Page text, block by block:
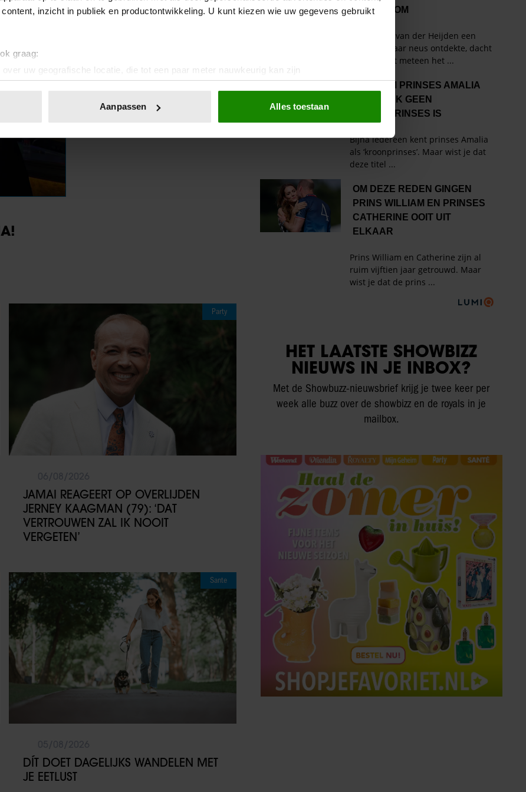
inzicht in publiek en productontwikkeling. U kunt kiezen wie uw gegevens gebruikt
graag:
over uw geografische locatie, die tot een paar meter nauwkeurig kan zijn
door het actief te scannen op specifieke eigenschappen (fingerprinting)
of intrekken in de Cookieverklaring.
en advertenties te personaliseren, om functies voor social media te bieden en om ons
Ook delen we informatie over uw gebruik van onze site met onze partners voor social
Deze partners kunnen deze gegevens combineren met andere informatie die u aan ze heeft
op basis van uw gebruik van hun services. U gaat akkoord met onze cookies als u
Aanpassen Alles toestaan
Party
JAMAI REAGEERT OP OVERLIJDEN
JERNEY KAAGMAN (79): ‘DAT
VERTROUWEN ZAL IK NOOIT
VERGETEN’
Sante
DÍT DOET DAGELIJKS WANDELEN MET
JE EETLUST
HET LAATSTE SHOWBIZZ
NIEUWS IN JE INBOX?
Met de Showbuzz-nieuwsbrief krijg je twee keer per
week alle buzz over de showbizz en de royals in je
mailbox.